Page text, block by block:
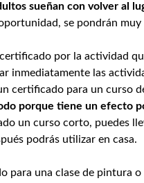
sueñan con volver al
se pondrán
por la actividad
inmediatamente las
certificado para un curso
porque tiene un efecto
un curso corto, puedes
podrás utilizar en casa.
para una clase de pintura o